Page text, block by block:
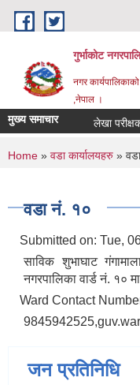
Skip to main content
गुर्भाकोट
नगर
,नेपाल ।
मुख्य समाचार लेखा
You are
Home » वडा कार्यालयहरु »
वडा नं. १०
Submitted on: Tue,
साविक शुभाघाट
नगरपालिका वार्ड नं. १०
Ward Contact
जन प्रतिनिधि